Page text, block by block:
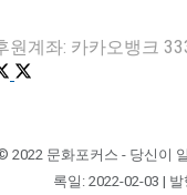
원계좌: 카카오뱅크
2022 문화포커스 - 당신이
록일: 2022-02-03 |